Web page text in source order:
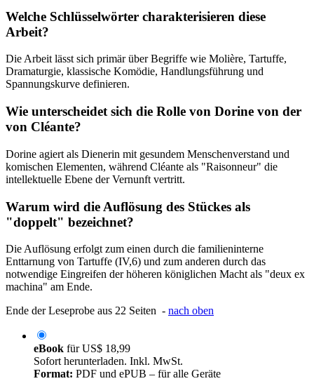
Welche Schlüsselwörter charakterisieren diese
Arbeit?
Die Arbeit lässt sich primär über Begriffe wie Molière, Tartuffe,
Dramaturgie, klassische Komödie, Handlungsführung und
Spannungskurve definieren.
Wie unterscheidet sich die Rolle von Dorine von der
von Cléante?
Dorine agiert als Dienerin mit gesundem Menschenverstand und
komischen Elementen, während Cléante als "Raisonneur" die
intellektuelle Ebene der Vernunft vertritt.
Warum wird die Auflösung des Stückes als
"doppelt" bezeichnet?
Die Auflösung erfolgt zum einen durch die familieninterne
Enttarnung von Tartuffe (IV,6) und zum anderen durch das
notwendige Eingreifen der höheren königlichen Macht als "deux ex
machina" am Ende.
Ende der Leseprobe aus 22 Seiten - nach oben
eBook fürUS$ 18,99
Sofort herunterladen. Inkl. MwSt.
Format: PDF und ePUB – für alle Geräte